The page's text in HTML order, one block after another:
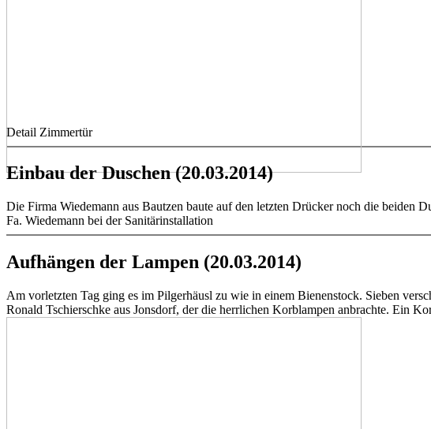
Detail Zimmertür
Einbau der Duschen (20.03.2014)
Die Firma Wiedemann aus Bautzen baute auf den letzten Drücker noch die beiden
Fa. Wiedemann bei der Sanitärinstallation
Aufhängen der Lampen (20.03.2014)
Am vorletzten Tag ging es im Pilgerhäusl zu wie in einem Bienenstock. Sieben
Ronald Tschierschke aus Jonsdorf, der die herrlichen Korblampen anbrachte. Ein